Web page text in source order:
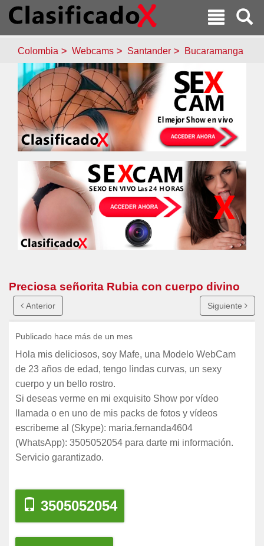
Colombia Webcams Santander Bucaramanga
Preciosa señorita Rubia con cuerpo divino
Anterior Siguiente
Publicado hace más de un mes
Hola mis deliciosos, soy Mafe, una Modelo WebCam
de 23 años de edad, tengo lindas curvas, un sexy
cuerpo y un bello rostro.
Si deseas verme en mi exquisito Show por vídeo
llamada o en uno de mis packs de fotos y vídeos
escribeme al (Skype): maria.fernanda4604
(WhatsApp): 3505052054 para darte mi información.
Servicio garantizado.
3505052054